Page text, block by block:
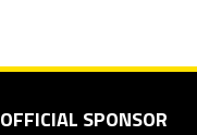
OFFICIAL SPONSOR